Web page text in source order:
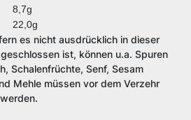
8,7g
22,0g
es nicht ausdrücklich in dieser
ist, können u.a. Spuren
Schalenfrüchte, Senf, Sesam
Mehle müssen vor dem Verzehr